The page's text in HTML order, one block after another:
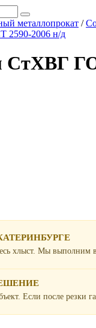
металлопрокат /
хлыст. Мы
Если после резки